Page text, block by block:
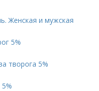
Женская и мужская
5%
творога 5%